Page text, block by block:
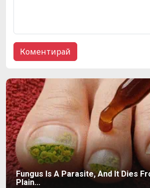
Fungus Is A Parasite, And It Dies
Plain...